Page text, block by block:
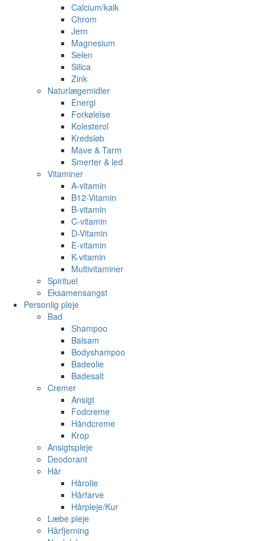
Calcium/kalk
Chrom
Jern
Magnesium
Selen
Silica
Zink
Naturlægemidler
Energi
Forkølelse
Kolesterol
Kredsløb
Mave & Tarm
Smerter & led
Vitaminer
A-vitamin
B12-Vitamin
B-vitamin
C-vitamin
D-Vitamin
E-vitamin
K-vitamin
Multivitaminer
Spirituel
Eksamensangst
Personlig pleje
Bad
Shampoo
Balsam
Bodyshampoo
Badeolie
Badesalt
Cremer
Ansigt
Fodcreme
Håndcreme
Krop
Ansigtspleje
Deodorant
Hår
Hårolie
Hårfarve
Hårpleje/Kur
Læbe pleje
Hårfjerning